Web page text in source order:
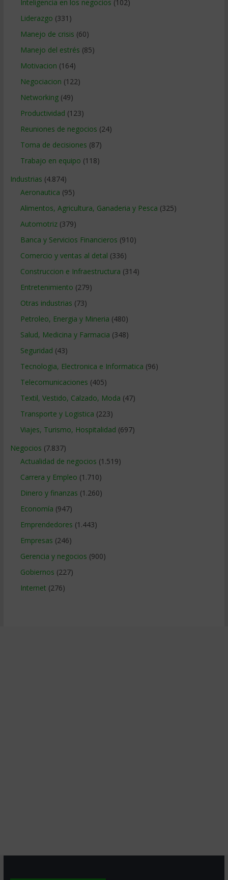
Inteligencia en los negocios (102)
Liderazgo (331)
Manejo de crisis (60)
Manejo del estrés (85)
Motivacion (164)
Negociacion (122)
Networking(49)
Productividad (123)
Reuniones de negocios (24)
Toma de decisiones (87)
Trabajo en equipo (118)
Industrias (4.874)
Aeronautica (95)
Alimentos, Agricultura, Ganaderia y Pesca (325)
Automotriz(379)
Banca y Servicios Financieros (910)
Comercio y ventas al detal (336)
Construccion e Infraestructura (314)
Entretenimiento (279)
Otras industrias (73)
Petroleo, Energia y Mineria (480)
Salud, Medicina y Farmacia (348)
Seguridad (43)
Tecnologia, Electronica e Informatica (96)
Telecomunicaciones (405)
Textil, Vestido, Calzado, Moda (47)
Transporte y Logistica (223)
Viajes, Turismo, Hospitalidad (697)
Negocios (7.837)
Actualidad de negocios (1.519)
Carrera y Empleo (1.710)
Dinero y finanzas (1.260)
Economía (947)
Emprendedores (1.443)
Empresas (246)
Gerencia y negocios (900)
Gobiernos (227)
Internet (276)